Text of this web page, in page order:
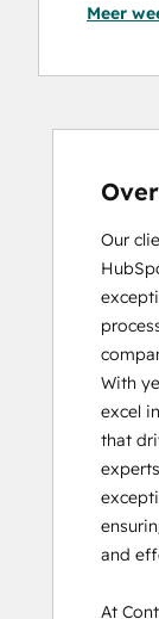
Meer
Our
With
excel
that
and
At